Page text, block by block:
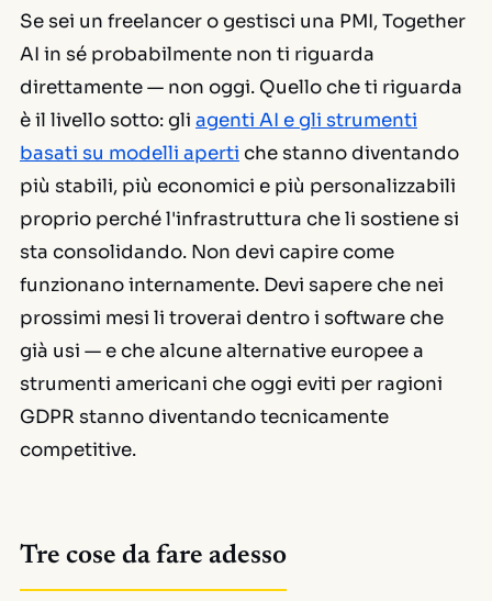
Se sei un freelancer o gestisci una PMI, Together
AI in sé probabilmente non ti riguarda
direttamente — non oggi. Quello che ti riguarda
è il livello sotto: gli agenti AI e gli strumenti
basati su modelli aperti che stanno diventando
più stabili, più economici e più personalizzabili
proprio perché l'infrastruttura che li sostiene si
sta consolidando. Non devi capire come
funzionano internamente. Devi sapere che nei
prossimi mesi li troverai dentro i software che
già usi — e che alcune alternative europee a
strumenti americani che oggi eviti per ragioni
GDPR stanno diventando tecnicamente
competitive.
Tre cose da fare adesso